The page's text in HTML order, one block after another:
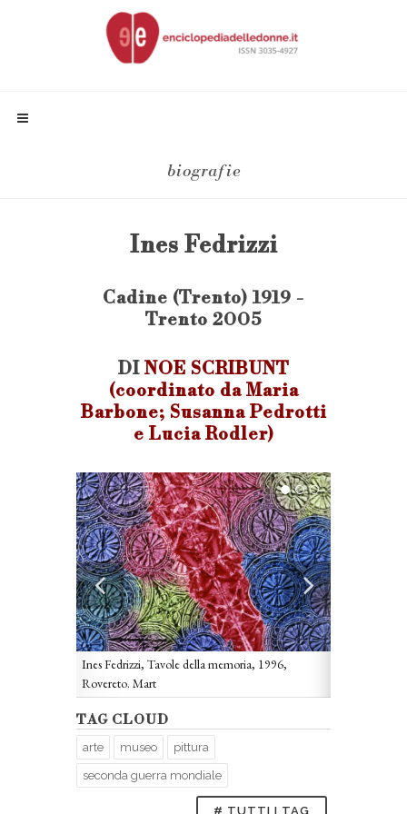
biografie
Ines Fedrizzi
Cadine (Trento) 1919 -
Trento 2005
DI NOE SCRIBUNT
(coordinato da Maria
Barbone; Susanna Pedrotti
e Lucia Rodler)
Ines Fedrizzi, Tavole della memoria, 1996,
Rovereto. Mart
TAG CLOUD
arte museo pittura
seconda guerra mondiale
# TUTTI I TAG